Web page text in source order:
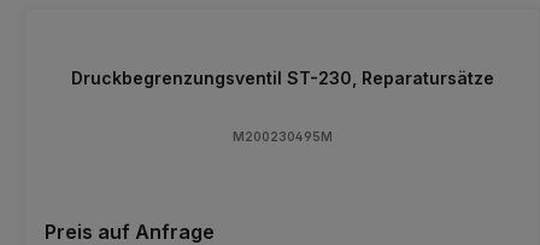
Druckbegrenzungsventil ST-230, Reparatursätze
M200230495M
Preis auf Anfrage